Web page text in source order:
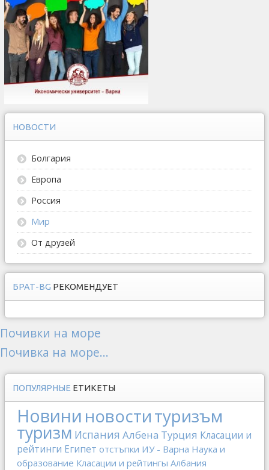
НОВОСТИ
Болгария
Европа
Россия
Мир
От друзей
БРАТ-BG РЕКОМЕНДУЕТ
Почивки на море
Почивка на море...
ПОПУЛЯРНЫЕ ЕТИКЕТЫ
Новини новоституризъм
туризм Испания Албена Турция Класации и
рейтинги Египет отстъпки ИУ - Варна Наука и
образование Класации и рейтингы Албания